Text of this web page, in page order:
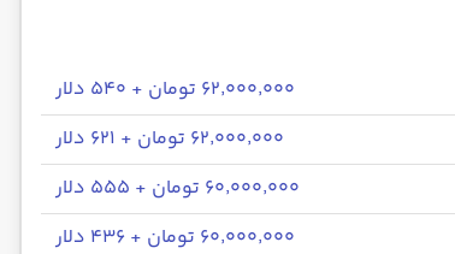
۶۲٬۰۰۰٬۰۰۰ تومان + ۵۴۰ دلار
۶۲٬۰۰۰٬۰۰۰ تومان + ۶۲۱ دلار
۶۰٬۰۰۰٬۰۰۰ تومان + ۵۵۵ دلار
۶۰٬۰۰۰٬۰۰۰ تومان + ۴۳۶ دلار